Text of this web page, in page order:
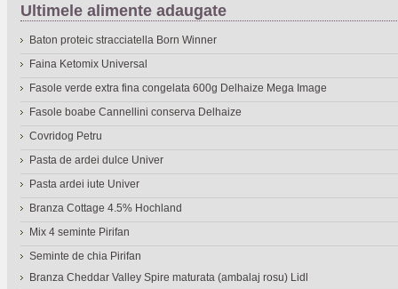
Ultimele alimente adaugate
Baton proteic stracciatella Born Winner
Faina Ketomix Universal
Fasole verde extra fina congelata 600g Delhaize Mega Image
Fasole boabe Cannellini conserva Delhaize
Covridog Petru
Pasta de ardei dulce Univer
Pasta ardei iute Univer
Branza Cottage 4.5% Hochland
Mix 4 seminte Pirifan
Seminte de chia Pirifan
Branza Cheddar Valley Spire maturata (ambalaj rosu) Lidl